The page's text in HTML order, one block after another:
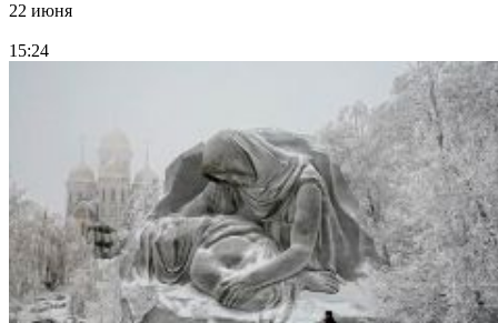
22 июня
15:24